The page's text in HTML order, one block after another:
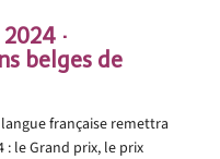
·
belges de
langue française remettra
: le Grand prix, le prix